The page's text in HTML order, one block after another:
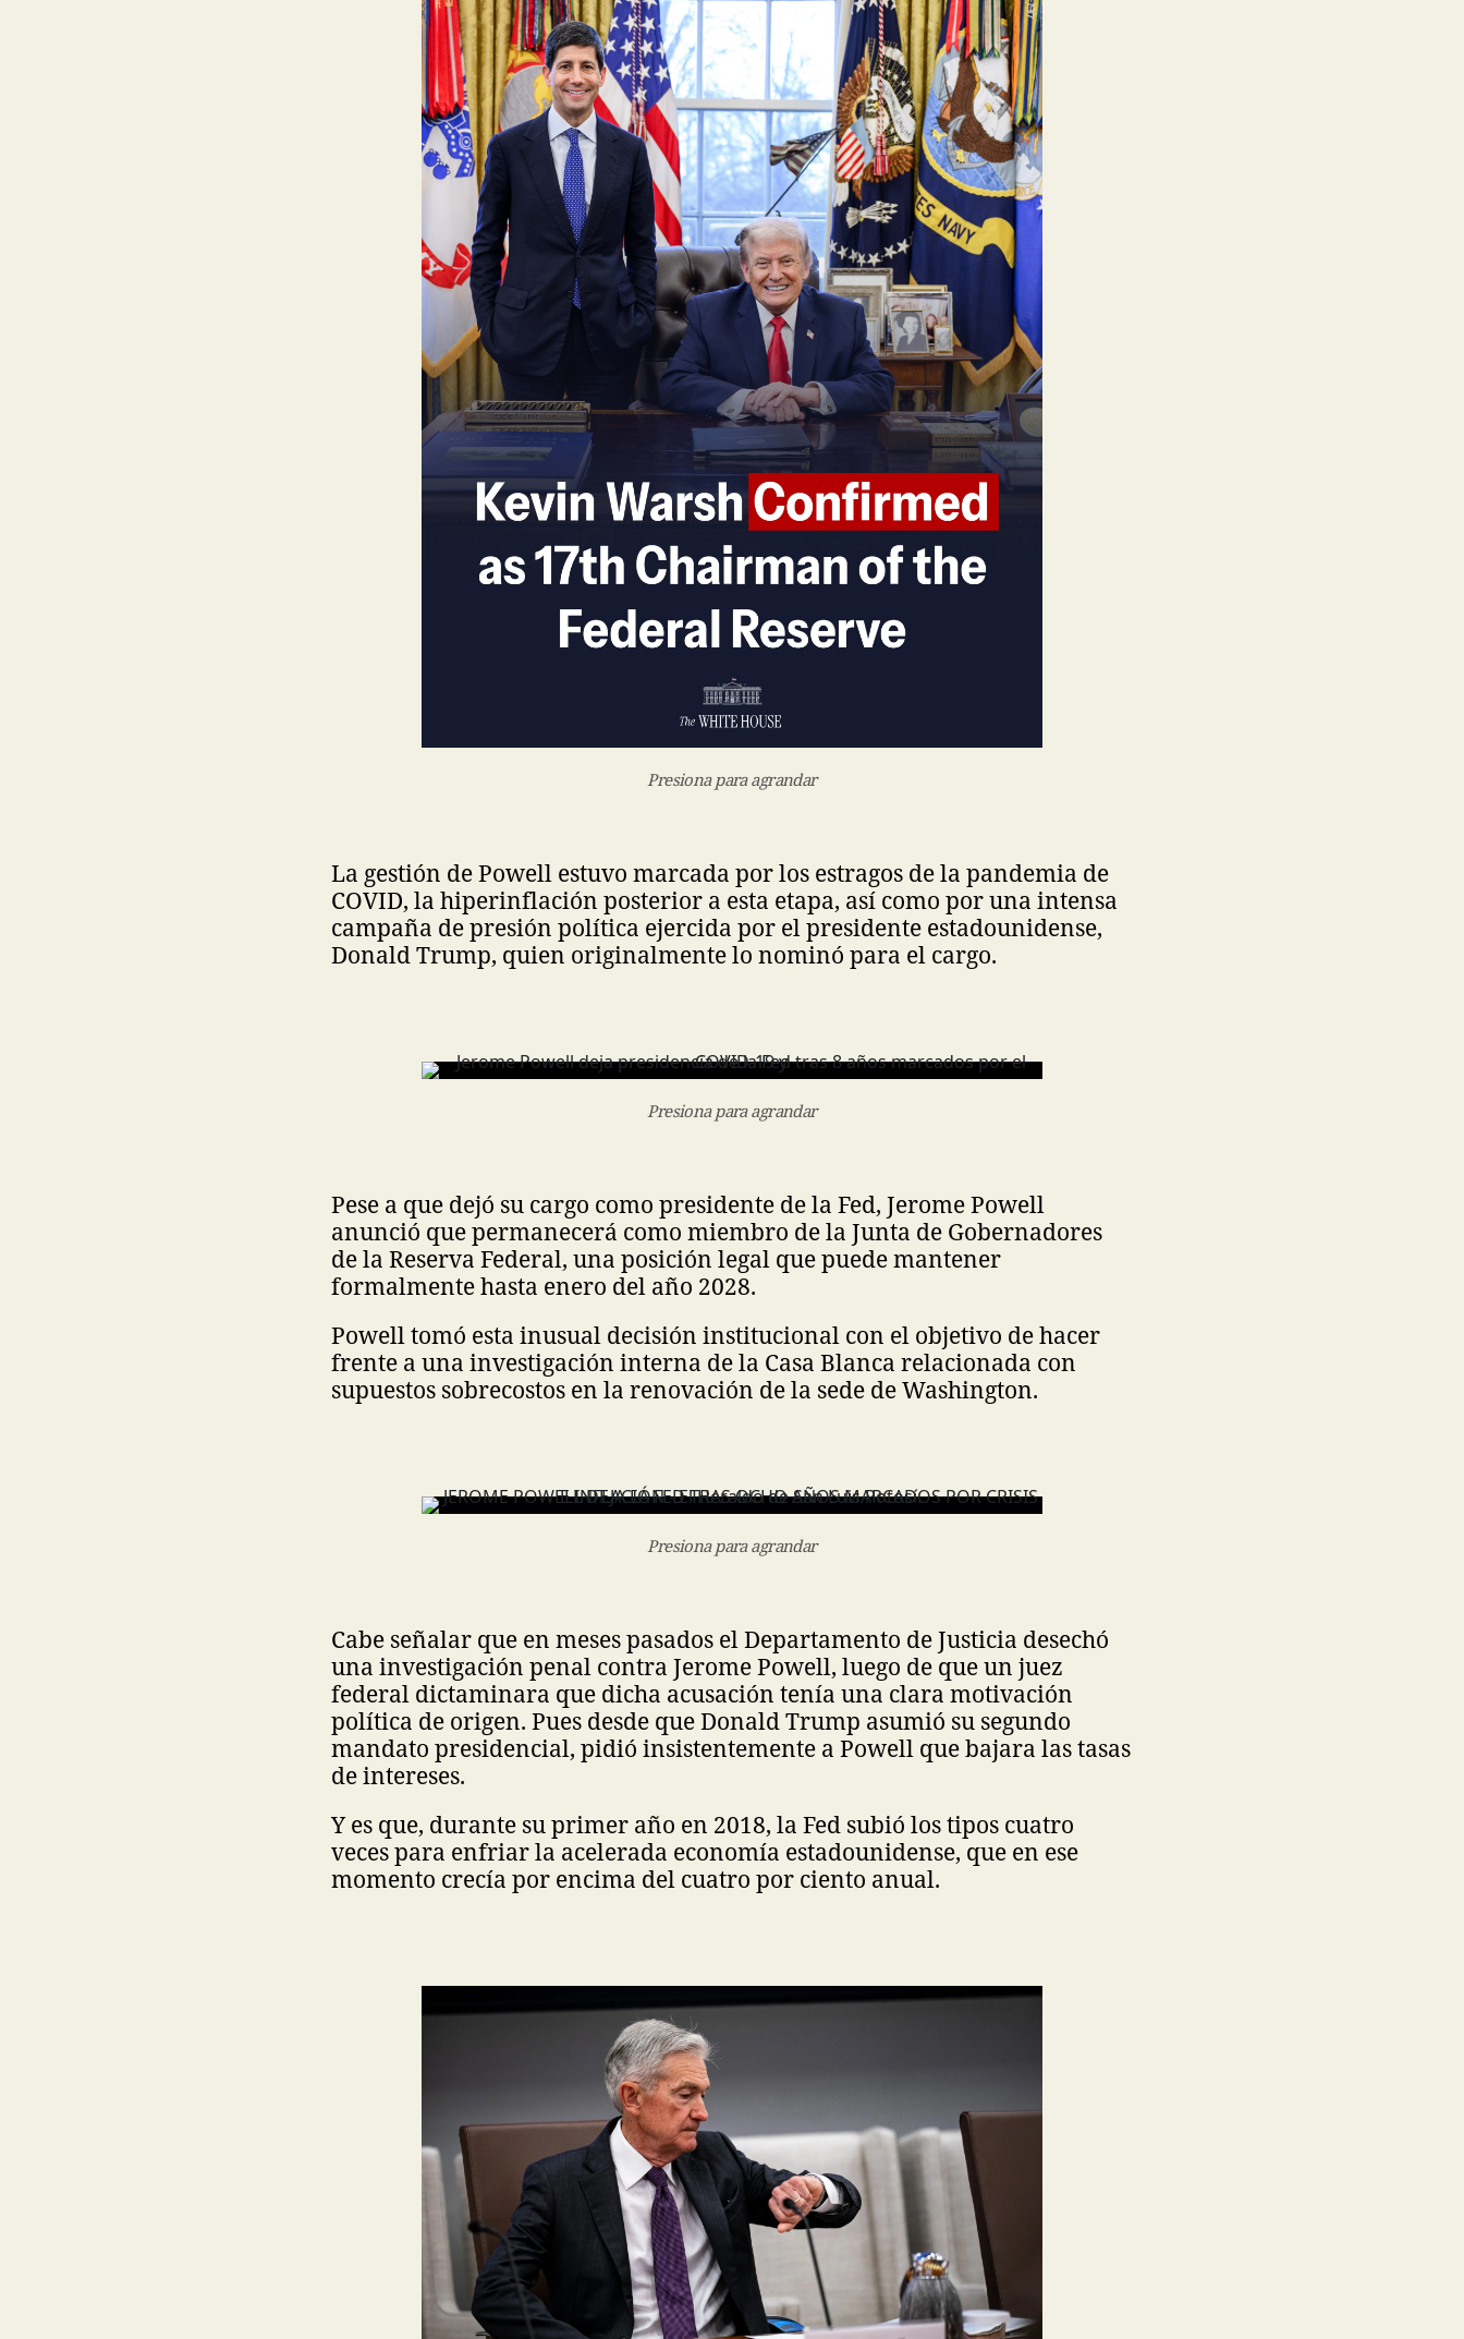
Presiona para agrandar
La gestión de Powell estuvo marcada por los estragos de la pandemia de
COVID, la hiperinflación posterior a esta etapa, así como por una intensa
campaña de presión política ejercida por el presidente estadounidense,
Donald Trump, quien originalmente lo nominó para el cargo.
Presiona para agrandar
Pese a que dejó su cargo como presidente de la Fed, Jerome Powell
anunció que permanecerá como miembro de la Junta de Gobernadores
de la Reserva Federal, una posición legal que puede mantener
formalmente hasta enero del año 2028.
Powell tomó esta inusual decisión institucional con el objetivo de hacer
frente a una investigación interna de la Casa Blanca relacionada con
supuestos sobrecostos en la renovación de la sede de Washington.
Presiona para agrandar
Cabe señalar que en meses pasados el Departamento de Justicia desechó
una investigación penal contra Jerome Powell, luego de que un juez
federal dictaminara que dicha acusación tenía una clara motivación
política de origen. Pues desde que Donald Trump asumió su segundo
mandato presidencial, pidió insistentemente a Powell que bajara las tasas
de intereses.
Y es que, durante su primer año en 2018, la Fed subió los tipos cuatro
veces para enfriar la acelerada economía estadounidense, que en ese
momento crecía por encima del cuatro por ciento anual.